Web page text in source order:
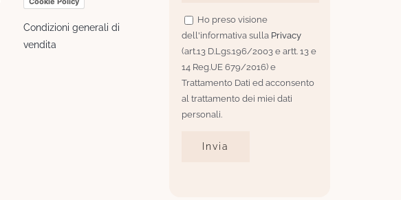
Condizioni generali di
vendita
Ho preso visione
dell'informativa sulla Privacy
(art.13 D.Lgs.196/2003 e artt. 13 e
14 Reg.UE 679/2016) e
Trattamento Dati ed acconsento
al trattamento dei miei dati
personali.